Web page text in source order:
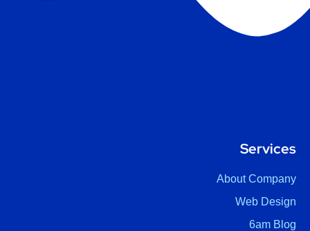
Services
About Company
Web Design
6am Blog